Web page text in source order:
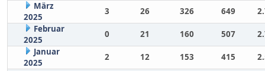
März
2025
3 26 326 649
Februar
2025
0 21 160 507
Januar
2025
2 12 153 415